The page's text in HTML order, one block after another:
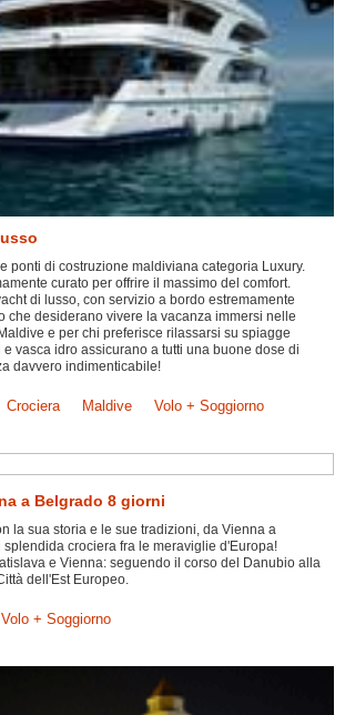
ponti di costruzione maldiviana categoria Luxury.
curato per offrire il massimo del comfort.
di lusso, con servizio a bordo estremamente
che desiderano vivere la vacanza immersi nelle
e per chi preferisce rilassarsi su spiagge
vasca idro assicurano a tutti una buone dose di
davvero indimenticabile!
Crociera Maldive Volo + Soggiorno
a Belgrado 8 giorni
la sua storia e le sue tradizioni, da Vienna a
splendida crociera fra le meraviglie d'Europa!
e Vienna: seguendo il corso del Danubio alla
dell'Est Europeo.
Volo + Soggiorno